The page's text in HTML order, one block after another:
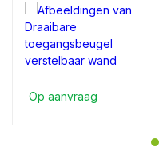
Op aanvraag